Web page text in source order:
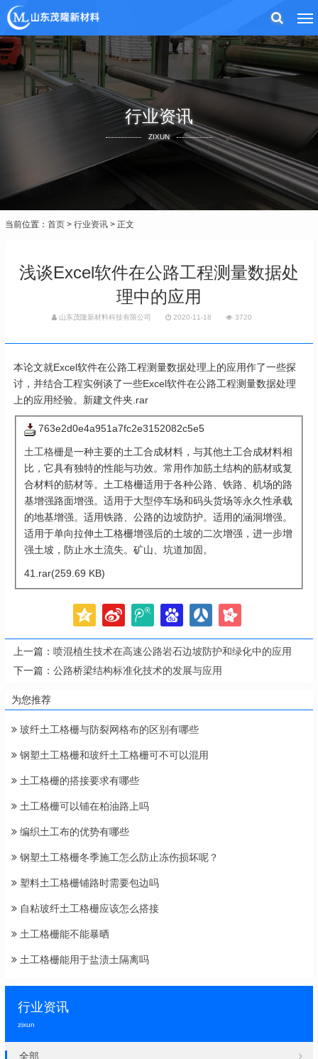
行业资讯
ZIXUN
当前位置： 首页 > 行业资讯 > 正文
浅谈Excel软件在公路工程测量数据处
理中的应用
山东茂隆新材料科技有限公司 2020-11-18 3720
本论文就Excel软件在公路工程测量数据处理上的应用作了一些探
讨，并结合工程实例谈了一些Excel软件在公路工程测量数据处理
上的应用经验。新建文件夹.rar
763e2d0e4a951a7fc2e3152082c5e5
土工格栅是一种主要的土工合成材料，与其他土工合成材料相
比，它具有独特的性能与功效。常用作加筋土结构的筋材或复
合材料的筋材等。土工格栅适用于各种公路、铁路、机场的路
基增强路面增强。适用于大型停车场和码头货场等永久性承载
的地基增强。适用铁路、公路的边坡防护。适用的涵洞增强。
适用于单向拉伸土工格栅增强后的土坡的二次增强，进一步增
强土坡，防止水土流失。矿山、坑道加固。
41.rar(259.69 KB)
上一篇： 喷混植生技术在高速公路岩石边坡防护和绿化中的应用
下一篇： 公路桥梁结构标准化技术的发展与应用
为您推荐
玻纤土工格栅与防裂网格布的区别有哪些
钢塑土工格栅和玻纤土工格栅可不可以混用
土工格栅的搭接要求有哪些
土工格栅可以铺在柏油路上吗
编织土工布的优势有哪些
钢塑土工格栅冬季施工怎么防止冻伤损坏呢？
塑料土工格栅铺路时需要包边吗
自粘玻纤土工格栅应该怎么搭接
土工格栅能不能暴晒
土工格栅能用于盐渍土隔离吗
行业资讯
zixun
全部